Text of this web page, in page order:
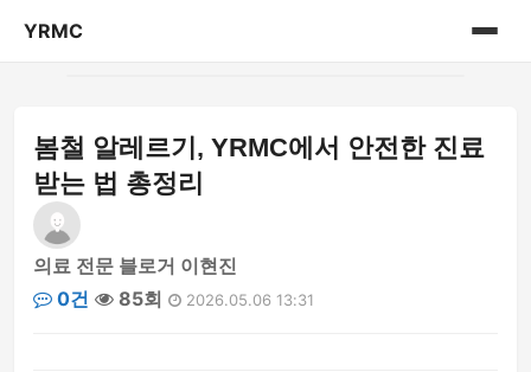
YRMC
의료 센터 정보
봄철 알레르기, YRMC에서 안전한 진료
받는 법 총정리
의료 전문 블로거 이현진
0건
85회 2026.05.06 13:31